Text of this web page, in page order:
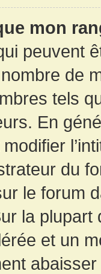
mon
peuvent
de
tels
En
du
le forum
la
et un